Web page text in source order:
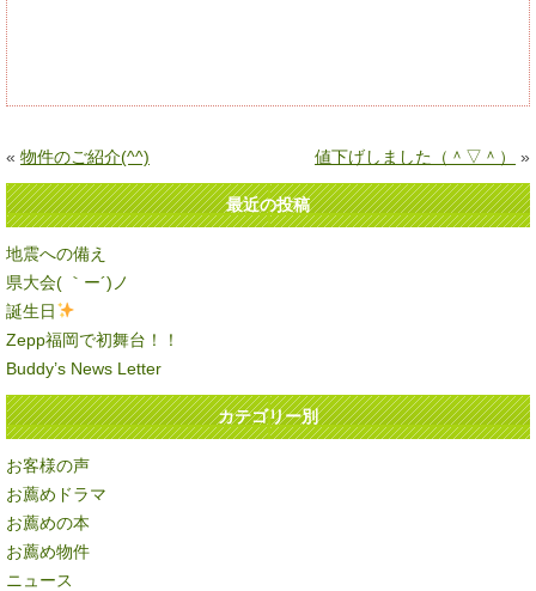
« 物件のご紹介(^^) 値下げしました（＾▽＾） »
最近の投稿
地震への備え
県大会( ｀ー´)ノ
誕生日
Zepp福岡で初舞台！！
Buddy’s News Letter
カテゴリー別
お客様の声
お薦めドラマ
お薦めの本
お薦め物件
ニュース